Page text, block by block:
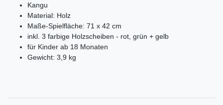
Kangu
Material: Holz
Maße-Spielfläche: 71 x 42 cm
inkl. 3 farbige Holzscheiben - rot, grün + gelb
für Kinder ab 18 Monaten
Gewicht: 3,9 kg